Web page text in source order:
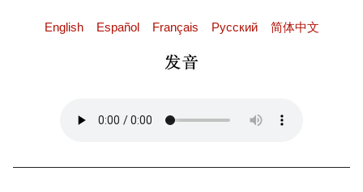
English Español Français Pусский 简体中文